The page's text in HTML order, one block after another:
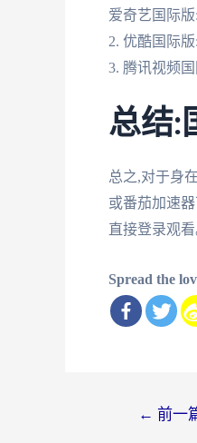
爱奇艺国际
2. 优酷国际
3. 腾讯视频
总结:
总之,对于身
或番茄加速
直接登录观
Spread the
← 前一